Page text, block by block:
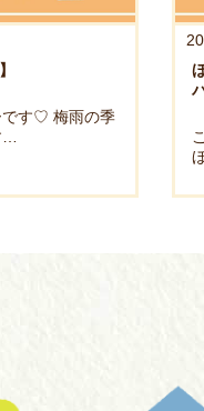
です♡ 梅雨の季